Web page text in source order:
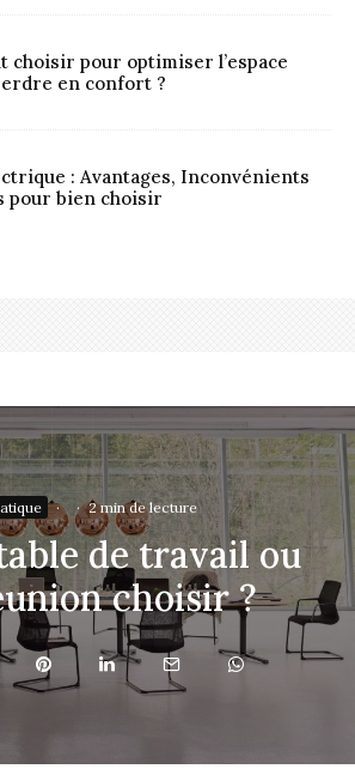
choisir pour optimiser l’espace
en confort ?
: Avantages, Inconvénients
pour bien choisir
· · 2 min de lecture
de travail ou
choisir ?